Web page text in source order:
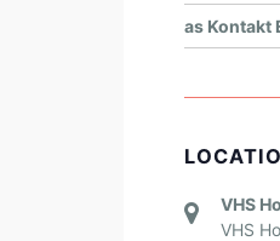
as Kontakt
VHS
VHS